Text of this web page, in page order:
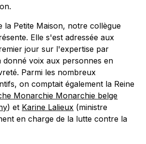
la Petite Maison, notre collègue
Elle s'est adressée aux
jour sur l'expertise par
donné voix aux personnes en
Parmi les nombreux
on comptait également la Reine
Monarchie Monarchie belge
) et Karine Lalieux (ministre
en charge de la lutte contre la